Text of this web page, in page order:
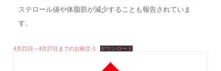
ステロール値や体脂肪が減少することも報告されていま
す。
4月21日～4月27日までのお献立-1 ダウンロード